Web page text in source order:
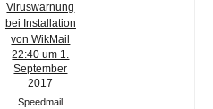
Viruswarnung
bei Installation
von WikMail
22:40 um 1.
September
2017
Speedmail